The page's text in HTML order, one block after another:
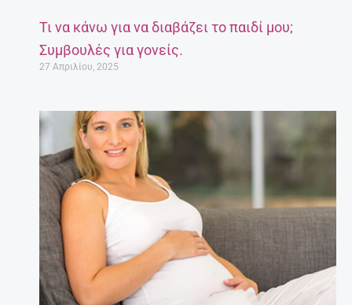
Τι να κάνω για να διαβάζει το παιδί μου;
Συμβουλές για γονείς.
27 Απριλίου, 2025